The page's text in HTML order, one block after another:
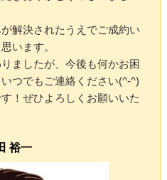
解決されたうえでご成約い
います。
ましたが、今後も何かお困
つでもご連絡ください(^-^)
！ぜひよろしくお願いいた
裕一